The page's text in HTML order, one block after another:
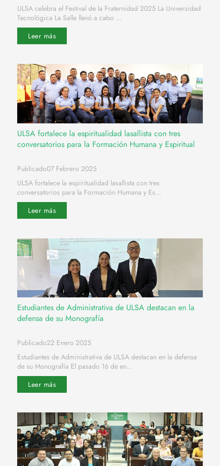
ULSA celebra el Festival de la Fraternidad 2025 La Universidad
Tecnológica La Salle llevó a cabo ...
Leer más
ULSA fortalece la espiritualidad lasallista con tres
conversatorios para la Formación Humana y Espiritual
Publicado07 Febrero 2025
ULSA fortalece la espiritualidad lasallista con tres
conversatorios para la Formación Humana y Es...
Leer más
Estudiantes de Administrativa de ULSA destacan en la
defensa de su Monografía
Publicado22 Enero 2025
Estudiantes de Administrativa de ULSA destacan en la defensa
de su Monografía El pasado 16 de en...
Leer más